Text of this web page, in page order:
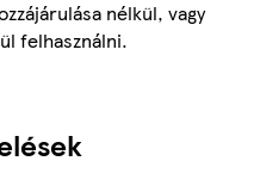
nélkül, vagy
felhasználni.